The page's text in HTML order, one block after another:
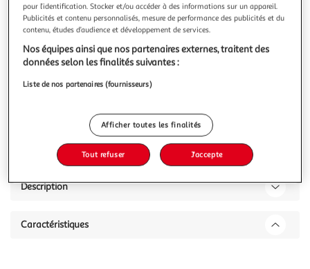
Livr. ou retrait dès 3/4 jours
A partir de 7,99€
Plus d'options
Vendu parParis Prix
Description
Caractéristiques
pour l’identification. Stocker et/ou accéder à des informations sur un appareil.
Publicités et contenu personnalisés, mesure de performance des publicités et du
contenu, études d’audience et développement de services.
Nos équipes ainsi que nos partenaires externes, traitent des
données selon les finalités suivantes :
Liste de nos partenaires (fournisseurs)
Afficher toutes les finalités
Tout refuser J'accepte